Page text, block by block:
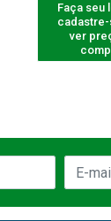
Faça seu
ver